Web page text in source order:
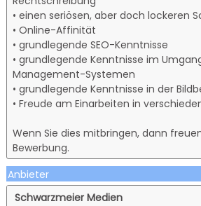
• einen seriösen, aber doch lockeren
• Online-Affinität
• grundlegende SEO-Kenntnisse
• grundlegende Kenntnisse im
Management-Systemen
• grundlegende Kenntnisse in der
• Freude am Einarbeiten in
Wenn Sie dies mitbringen, dann
Bewerbung.
Anbieter
Schwarzmeier Medien